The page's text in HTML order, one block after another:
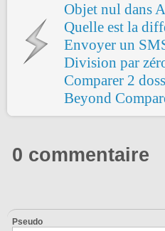
Objet nul dans
Quelle est la
Envoyer un
Division par
Comparer 2
Beyond
0 commentaire
Pseudo